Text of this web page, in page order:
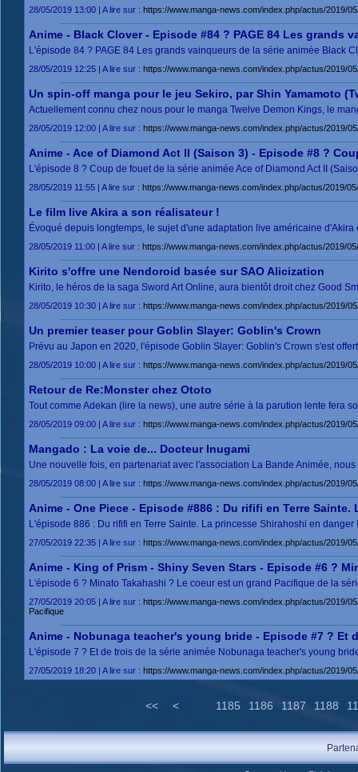
28/05/2019 13:00 | A lire sur : https://www.manga-news.com/index.php/actus/2019/
Anime - Black Clover - Episode #84 ? PAGE 84 Les grands
L'épisode 84 ? PAGE 84 Les grands vainqueurs de la série animée Black
28/05/2019 12:25 | A lire sur : https://www.manga-news.com/index.php/actus/2019/
Un spin-off manga pour le jeu Sekiro, par Shin Yamamoto
Actuellement connu chez nous pour le manga Twelve Demon Kings, le
28/05/2019 12:00 | A lire sur : https://www.manga-news.com/index.php/actus/2019/
Anime - Ace of Diamond Act II (Saison 3) - Episode #8 ?
L'épisode 8 ? Coup de fouet de la série animée Ace of Diamond Act II
28/05/2019 11:55 | A lire sur : https://www.manga-news.com/index.php/actus/2019/
Le film live Akira a son réalisateur !
Évoqué depuis longtemps, le sujet d'une adaptation live américaine
28/05/2019 11:00 | A lire sur : https://www.manga-news.com/index.php/actus/2019/
Kirito s'offre une Nendoroid basée sur SAO Alicization
Kirito, le héros de la saga Sword Art Online, aura bientôt droit chez Good
28/05/2019 10:30 | A lire sur : https://www.manga-news.com/index.php/actus/2019/
Un premier teaser pour Goblin Slayer: Goblin's Crown
Prévu au Japon en 2020, l'épisode Goblin Slayer: Goblin's Crown s'est
28/05/2019 10:00 | A lire sur : https://www.manga-news.com/index.php/actus/2019/
Retour de Re:Monster chez Ototo
Tout comme Adekan (lire la news), une autre série à la parution lente fera
28/05/2019 09:00 | A lire sur : https://www.manga-news.com/index.php/actus/2019/
Mangado : La voie de... Docteur Inugami
Une nouvelle fois, en partenariat avec l'association La Bande Animée,
28/05/2019 08:00 | A lire sur : https://www.manga-news.com/index.php/actus/2019/
Anime - One Piece - Episode #886 : Du rififi en Terre
L'épisode 886 : Du rififi en Terre Sainte. La princesse Shirahoshi en
27/05/2019 22:35 | A lire sur : https://www.manga-news.com/index.php/actus/2019/
Anime - King of Prism - Shiny Seven Stars - Episode #6 ?
L'épisode 6 ? Minato Takahashi ? Le coeur est un grand Pacifique de la
27/05/2019 20:05 | A lire sur : https://www.manga-news.com/index.php/actus/2019/
Pacifique
Anime - Nobunaga teacher's young bride - Episode #7 ? Et
L'épisode 7 ? Et de trois de la série animée Nobunaga teacher's young
27/05/2019 18:20 | A lire sur : https://www.manga-news.com/index.php/actus/2019/
<< < 1185 1186 1187 1188